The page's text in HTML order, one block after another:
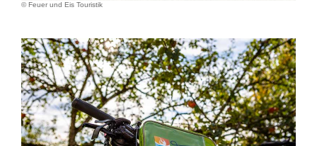
© Feuer und Eis Touristik